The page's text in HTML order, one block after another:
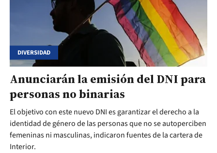
DIVERSIDAD
Anunciarán la emisión del DNI para
personas no binarias
El objetivo con este nuevo DNI es garantizar el derecho a la
identidad de género de las personas que no se autoperciben
femeninas ni masculinas, indicaron fuentes de la cartera de
Interior.